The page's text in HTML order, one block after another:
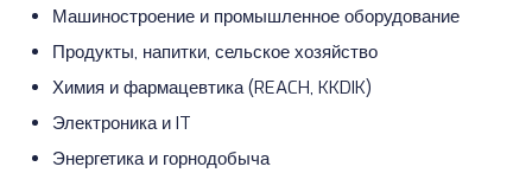
Машиностроение и промышленное оборудование
Продукты, напитки, сельское хозяйство
Химия и фармацевтика (REACH, KKDIK)
Электроника и IT
Энергетика и горнодобыча